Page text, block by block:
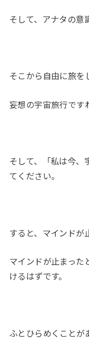
そして、アナタの意
そこから自由に旅を
妄想の宇宙旅行です
そして、「私は今、
てください。
すると、マインドが
マインドが止まった
けるはずです。
ふとひらめくことが